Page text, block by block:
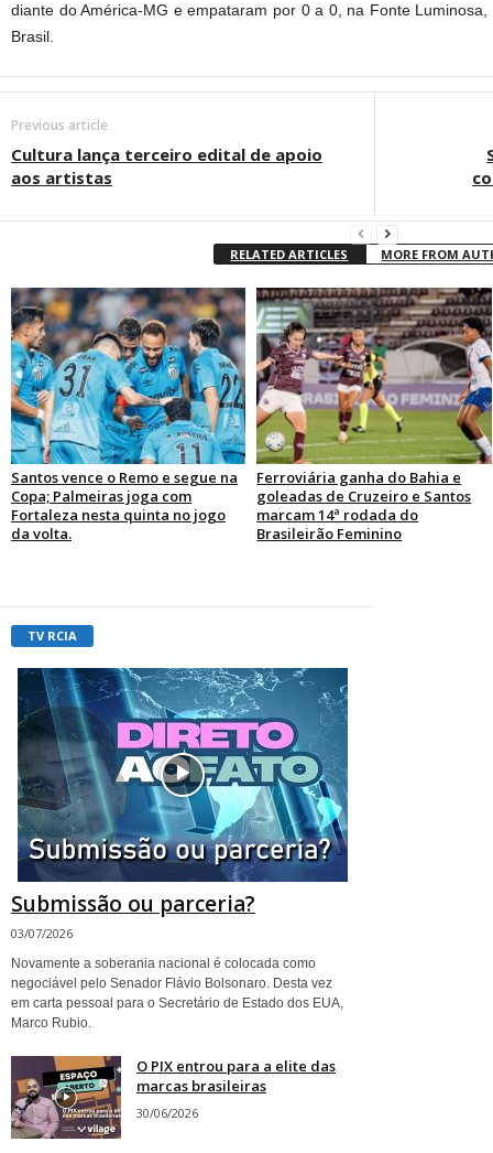
diante do América-MG e empataram por 0 a 0, na Fonte
Brasil.
Previous article
Cultura lança terceiro edital de apoio
aos artistas
RELATED ARTICLES MORE FROM
Santos vence o Remo e segue na
Copa; Palmeiras joga com
Fortaleza nesta quinta no jogo
da volta.
Ferroviária ganha do Bahia e
goleadas de Cruzeiro e Santos
marcam 14ª rodada do
Brasileirão Feminino
TV RCIA
Submissão ou parceria?
03/07/2026
Novamente a soberania nacional é colocada como
negociável pelo Senador Flávio Bolsonaro. Desta vez
em carta pessoal para o Secretário de Estado dos EUA,
Marco Rubio.
O PIX entrou para a elite das
marcas brasileiras
30/06/2026